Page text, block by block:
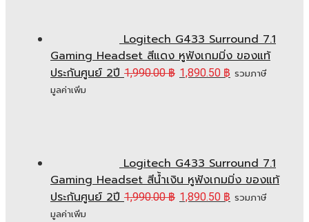
Logitech G433 Surround 7.1
Gaming Headset สีแดง หูฟังเกมมิ่ง ของแท้
ประกันศูนย์ 2ปี 1,990.00฿ 1,890.50 ฿ รวมภาษี
มูลค่าเพิ่ม
Logitech G433 Surround 7.1
Gaming Headset สีน้ำเงิน หูฟังเกมมิ่ง ของแท้
ประกันศูนย์ 2ปี 1,990.00฿ 1,890.50 ฿ รวมภาษี
มูลค่าเพิ่ม